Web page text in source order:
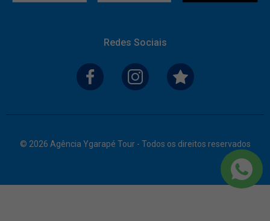
Redes Sociais
© 2026 Agência Ygarapé Tour - Todos os direitos reservados